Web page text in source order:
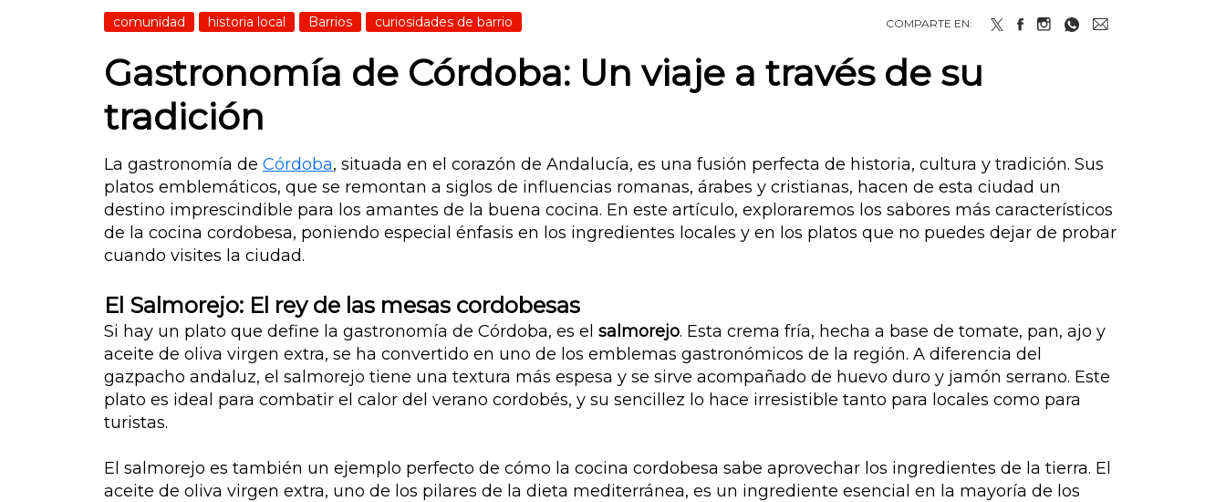
comunidad historia local Barrios curiosidades de barrio COMPARTE EN:
Gastronomía de Córdoba: Un viaje a través de su
tradición
La gastronomía de Córdoba, situada en el corazón de Andalucía, es una fusión perfecta de historia, cultura y tradición. Sus
platos emblemáticos, que se remontan a siglos de influencias romanas, árabes y cristianas, hacen de esta ciudad un
destino imprescindible para los amantes de la buena cocina. En este artículo, exploraremos los sabores más característicos
de la cocina cordobesa, poniendo especial énfasis en los ingredientes locales y en los platos que no puedes dejar de probar
cuando visites la ciudad.
El Salmorejo: El rey de las mesas cordobesas
Si hay un plato que define la gastronomía de Córdoba, es el salmorejo. Esta crema fría, hecha a base de tomate, pan, ajo y
aceite de oliva virgen extra, se ha convertido en uno de los emblemas gastronómicos de la región. A diferencia del
gazpacho andaluz, el salmorejo tiene una textura más espesa y se sirve acompañado de huevo duro y jamón serrano. Este
plato es ideal para combatir el calor del verano cordobés, y su sencillez lo hace irresistible tanto para locales como para
turistas.
El salmorejo es también un ejemplo perfecto de cómo la cocina cordobesa sabe aprovechar los ingredientes de la tierra. El
aceite de oliva virgen extra, uno de los pilares de la dieta mediterránea, es un ingrediente esencial en la mayoría de los